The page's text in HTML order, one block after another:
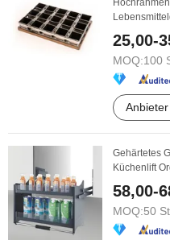
25,00-
MOQ:100
Gehärtetes
Küchenlift
58,00-
MOQ:50